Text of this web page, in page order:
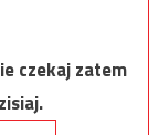
czekaj zatem